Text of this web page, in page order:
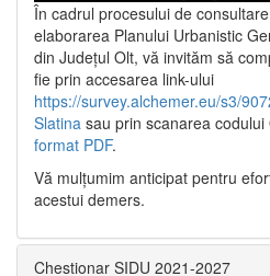
În cadrul procesului de
elaborarea Planului Urbanistic
din Județul Olt, vă invităm să
fie prin accesarea link-ului
https://survey.alchemer.eu/s3/
Slatina sau prin scanarea codului
format PDF.
Vă mulţumim anticipat pentru
acestui demers.
Chestionar SIDU 2021-2027